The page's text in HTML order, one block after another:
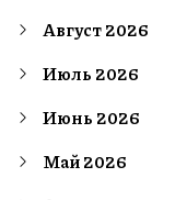
Август 2026
Июль 2026
Июнь 2026
Май 2026